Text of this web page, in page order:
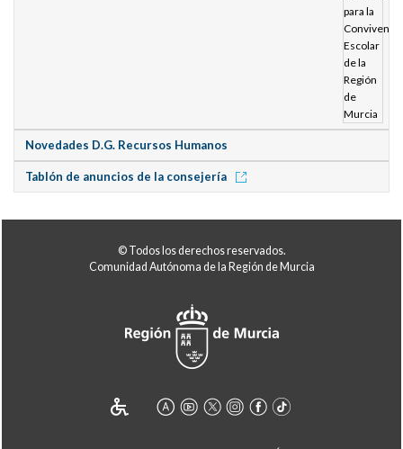
Novedades D.G. Recursos Humanos
Tablón de anuncios de la consejería
© Todos los derechos reservados.
Comunidad Autónoma de la Región de Murcia